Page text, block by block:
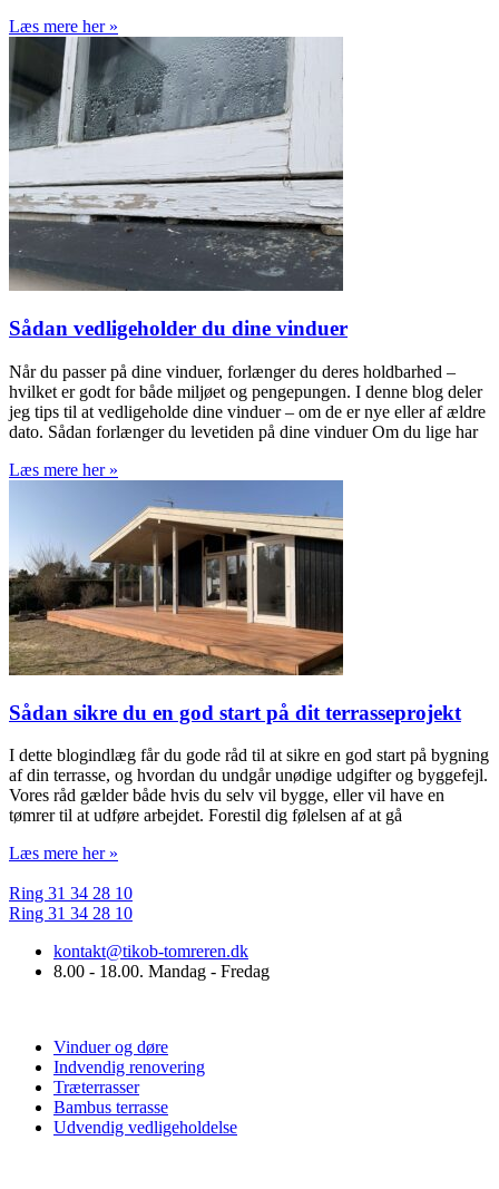
Læs mere her »
Sådan vedligeholder du dine vinduer
Når du passer på dine vinduer, forlænger du deres holdbarhed –
hvilket er godt for både miljøet og pengepungen. I denne blog deler
jeg tips til at vedligeholde dine vinduer – om de er nye eller af ældre
dato. Sådan forlænger du levetiden på dine vinduer Om du lige har
Læs mere her »
Sådan sikre du en god start på dit terrasseprojekt
I dette blogindlæg får du gode råd til at sikre en god start på bygning
af din terrasse, og hvordan du undgår unødige udgifter og byggefejl.
Vores råd gælder både hvis du selv vil bygge, eller vil have en
tømrer til at udføre arbejdet. Forestil dig følelsen af at gå
Læs mere her »
Ring 31 34 28 10
Ring 31 34 28 10
kontakt@tikob-tomreren.dk
8.00 - 18.00. Mandag - Fredag
Vinduer og døre
Indvendig renovering
Træterrasser
Bambus terrasse
Udvendig vedligeholdelse